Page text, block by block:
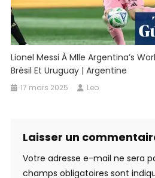
Lionel Messi À Mlle Argentina’s
Brésil Et Uruguay | Argentine
17 mars 2025 Leo
Laisser un
Votre adresse e-mail ne sera
champs obligatoires sont